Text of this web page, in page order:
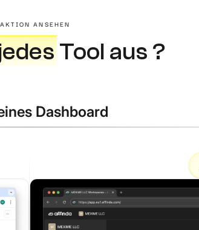
ANSEHEN
Tool aus ?
Dashboard